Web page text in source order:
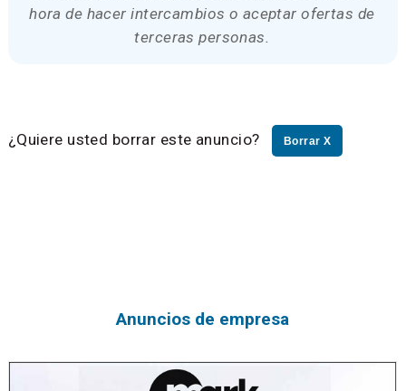
hora de hacer intercambios o aceptar ofertas de
terceras personas.
¿Quiere usted borrar este anuncio? Borrar X
Anuncios de empresa